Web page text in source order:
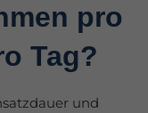
pro
Tag?
und